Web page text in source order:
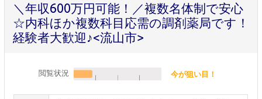
＼年収600万円可能！／複数名体制で安心
☆内科ほか複数科目応需の調剤薬局です！
経験者大歓迎♪<流山市>
閲覧状況 今が狙い目！